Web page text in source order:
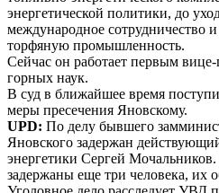
энергетической политики, до
международное сотрудничество
торфяную промышленность.
Сейчас он работает первым
горных наук.
В суд в ближайшее время
меры пресечения Яновскому.
UPD: По делу бывшего
Яновского задержан
энергетики Сергей
задержаны еще три человека, их